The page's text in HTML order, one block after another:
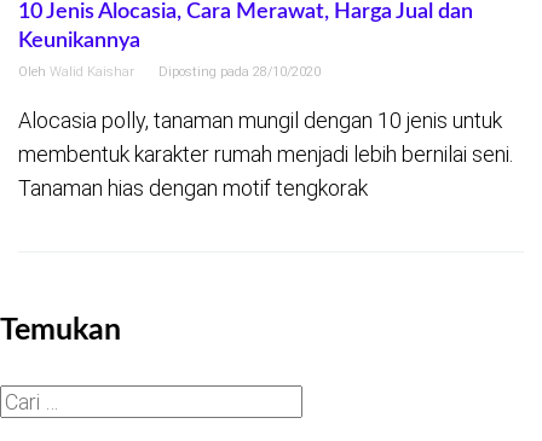
10 Jenis Alocasia, Cara Merawat, Harga Jual dan
Keunikannya
Oleh Walid Kaishar Diposting pada 28/10/2020
Alocasia polly, tanaman mungil dengan 10 jenis untuk
membentuk karakter rumah menjadi lebih bernilai seni.
Tanaman hias dengan motif tengkorak
Temukan
Cari